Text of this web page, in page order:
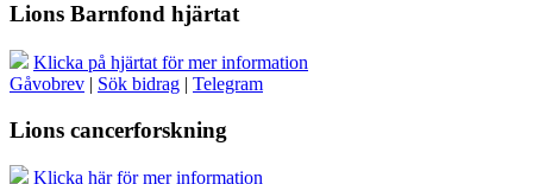
Lions Barnfond hjärtat
Klicka på hjärtat för mer information
Gåvobrev | Sök bidrag | Telegram
Lions cancerforskning
Klicka här för mer information